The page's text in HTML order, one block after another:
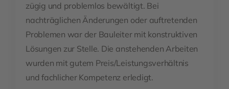
zügig und problemlos bewältigt. Bei
nachträglichen Änderungen oder auftretenden
Problemen war der Bauleiter mit konstruktiven
Lösungen zur Stelle. Die anstehenden Arbeiten
wurden mit gutem Preis/Leistungsverhältnis
und fachlicher Kompetenz erledigt.